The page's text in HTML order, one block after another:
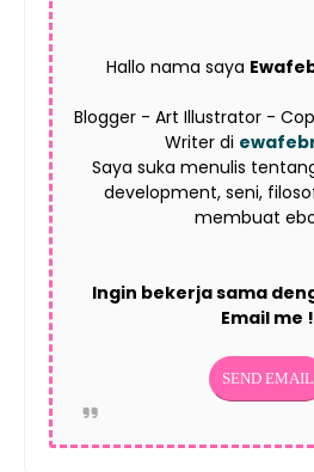
Hallo nama saya
Blogger - Art Illustrator -
Writer di
Saya suka menulis
development, seni,
membuat
Ingin bekerja sama
Email me !